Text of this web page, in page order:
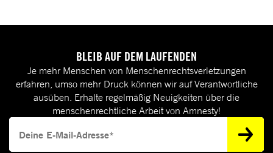
BLEIB AUF DEM LAUFENDEN
Je mehr Menschen von Menschenrechtsverletzungen
erfahren, umso mehr Druck können wir auf Verantwortliche
ausüben. Erhalte regelmäßig Neuigkeiten über die
menschenrechtliche Arbeit von Amnesty!